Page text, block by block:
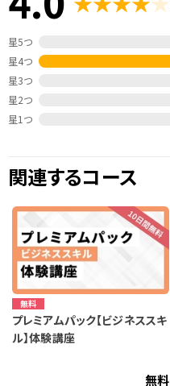
星5つ
星4つ
星3つ
星2つ
星1つ
関連するコース
無料
プレミアムパック【ビジネススキ
ル】体験講座
無料